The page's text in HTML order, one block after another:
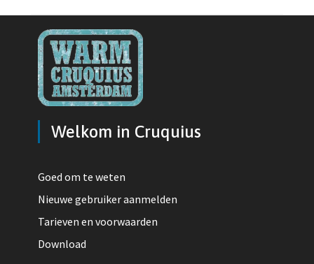
Welkom in Cruquius
Goed om te weten
Nieuwe gebruiker aanmelden
Tarieven en voorwaarden
Download